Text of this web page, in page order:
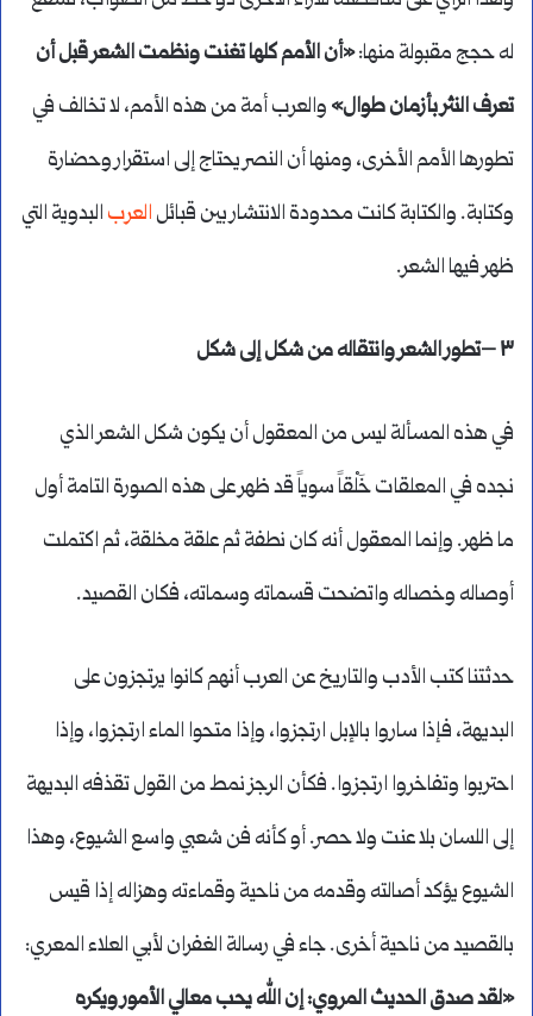
له حجج مقبولة منها:«أن الأمم كلها تغنت ونظمت الشعر قبل أن
تعرف النثر بأزمان طوال» والعرب أمة من هذه الأمم، لا تخالف في
تطورها الأمم الأخرى، ومنها أن النصر يحتاج إلى استقرار وحضارة
وكتابة. والكتابة كانت محدودة الانتشار بين قبائل العرب البدوية التي
ظهر فيها الشعر.
٣ –تطور الشعر وانتقاله من شكل إلى شكل
في هذه المسألة ليس من المعقول أن يكون شكل الشعر الذي
نجده في المعلقات خَلْقاً سوياً قد ظهر على هذه الصورة التامة أول
ما ظهر. وإنما المعقول أنه كان نطفة ثم علقة مخلقة، ثم اكتملت
أوصاله وخصاله واتضحت قسماته وسماته، فكان القصيد.
حدثتنا كتب الأدب والتاريخ عن العرب أنهم كانوا يرتجزون على
البديهة، فإذا ساروا بالإبل ارتجزوا، وإذا متحوا الماء ارتجزوا، وإذا
احتربوا وتفاخروا ارتجزوا. فكأن الرجز نمط من القول تقذفه البديهة
إلى اللسان بلا عنت ولا حصر. أو كأنه فن شعبي واسع الشيوع، وهذا
الشيوع يؤكد أصالته وقدمه من ناحية وقماءته وهزاله إذا قيس
بالقصيد من ناحية أخرى. جاء في رسالة الغفران لأبي العلاء المعري:
«لقد صدق الحديث المروي: إن الله يحب معالي الأمور ويكره